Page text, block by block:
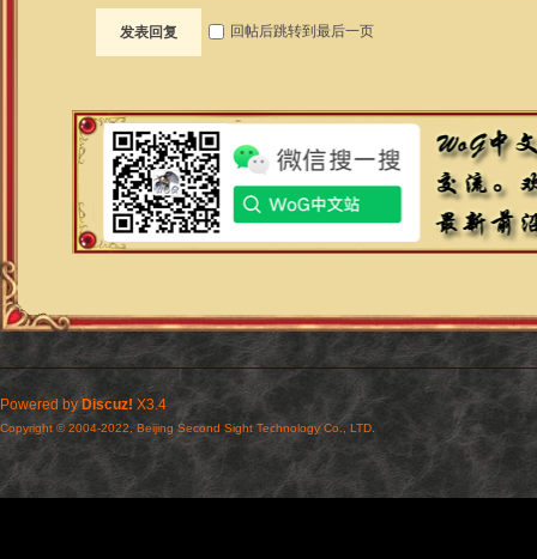
发表回复 回帖后跳转到最后一页
Powered byDiscuz! X3.4
Copyright © 2004-2022, Beijing Second Sight Technology Co., LTD.